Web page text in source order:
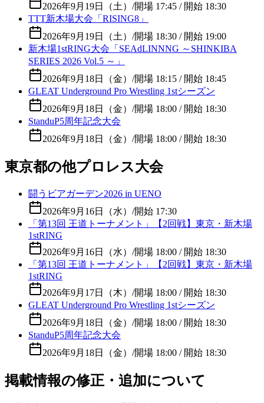
2026年9月19日（土） /開場 17:45 / 開始 18:30
TTT新木場大会「RISING8」
2026年9月19日（土） /開場 18:30 / 開始 19:00
新木場1stRING大会「SEAdLINNNG ～SHINKIBA
SERIES 2026 Vol.5 ～」
2026年9月18日（金） /開場 18:15 / 開始 18:45
GLEAT Underground Pro Wrestling 1stシーズン
2026年9月18日（金） /開場 18:00 / 開始 18:30
StanduP5周年記念大会
2026年9月18日（金） /開場 18:00 / 開始 18:30
東京都の他プロレス大会
闘うビアガーデン2026 in UENO
2026年9月16日（水） /開始 17:30
「第13回 王道トーナメント」【2回戦】東京・新木場
1stRING
2026年9月16日（水） /開場 18:00 / 開始 18:30
「第13回 王道トーナメント」【2回戦】東京・新木場
1stRING
2026年9月17日（木） /開場 18:00 / 開始 18:30
GLEAT Underground Pro Wrestling 1stシーズン
2026年9月18日（金） /開場 18:00 / 開始 18:30
StanduP5周年記念大会
2026年9月18日（金） /開場 18:00 / 開始 18:30
掲載情報の修正・追加について